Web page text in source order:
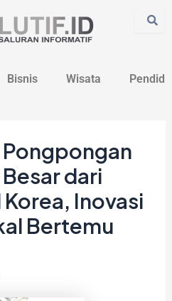
Bisnis Wisata
Pongpongan
dari
Inovasi
Bertemu